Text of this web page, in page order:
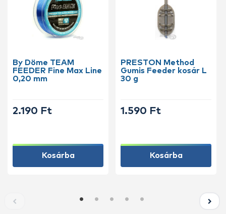
By Döme TEAM
FEEDER Fine Max Line
0,20 mm
2.190 Ft
Kosárba
PRESTON Method
Gumis Feeder kosár L
30 g
1.590 Ft
Kosárba